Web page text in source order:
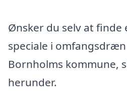
Ønsker du selv at finde
speciale i
Bornholms kommune,
herunder.